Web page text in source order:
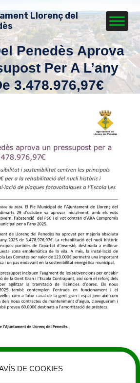
DE COOKIES
Llorenç del
Penedès Aprova
Per A L’any
3.478.976,97€